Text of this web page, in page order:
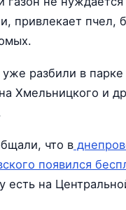
привлекает пчел,
уже разбили в
Хмельницкого и
что в
появился
есть на